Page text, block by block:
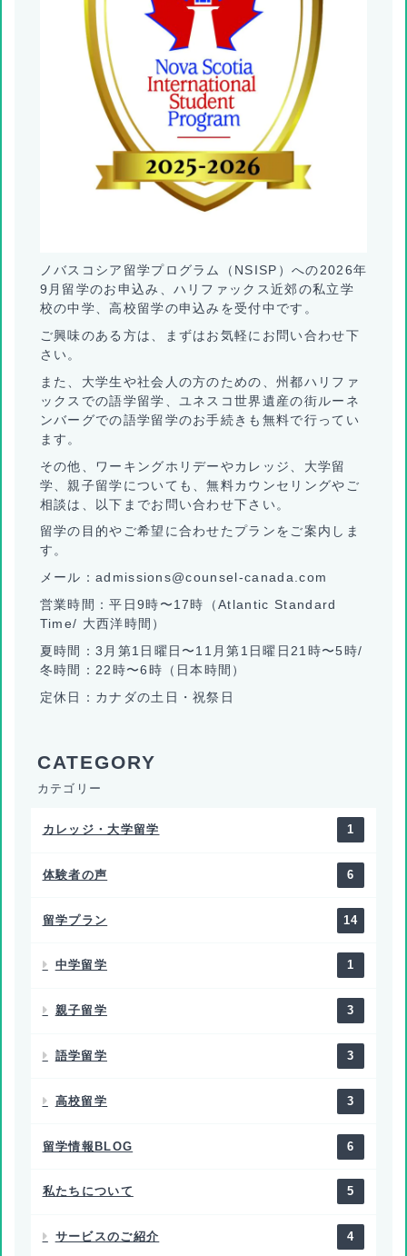
ノバスコシア留学プログラム（NSISP）への2026年
9月留学のお申込み、ハリファックス近郊の私立学
校の中学、高校留学の申込みを受付中です。
ご興味のある方は、まずはお気軽にお問い合わせ下
さい。
また、大学生や社会人の方のための、州都ハリファ
ックスでの語学留学、ユネスコ世界遺産の街ルーネ
ンバーグでの語学留学のお手続きも無料で行ってい
ます。
その他、ワーキングホリデーやカレッジ、大学留
学、親子留学についても、無料カウンセリングやご
相談は、以下までお問い合わせ下さい。
留学の目的やご希望に合わせたプランをご案内しま
す。
メール：admissions@counsel-canada.com
営業時間：平日9時〜17時（Atlantic Standard
Time/ 大西洋時間）
夏時間：3月第1日曜日〜11月第1日曜日21時〜5時/
冬時間：22時〜6時（日本時間）
定休日：カナダの土日・祝祭日
カテゴリー
カレッジ・大学留学 1
体験者の声 6
留学プラン 14
中学留学 1
親子留学 3
語学留学 3
高校留学 3
留学情報BLOG 6
私たちについて 5
サービスのご紹介 4